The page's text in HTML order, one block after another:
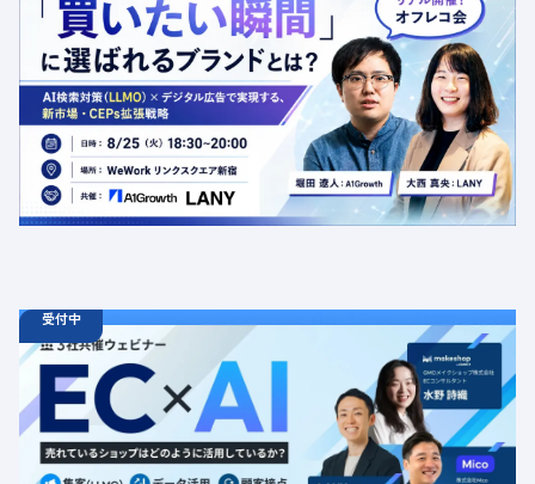
【オフラインイベント】「買いたい瞬間」に選ばれるブラ
ンドとは？AI検索対策（LLMO）×デジタル広告で実現す
る、新市場・CEPs拡張戦略
定員数：50名
金額：無料
場所：東京都渋谷区千駄ヶ谷5-27-5 リンクスクエア新宿16F
WeWork内 最寄り：新宿駅・代々木駅・新宿三丁目駅
交流会 共催 AI LLMO デジタルマーケティング トレンド 採用イベント 広告
受付中
ウェビナー 08.19
11:00 - 12:00
水 11:00 - 12:00
【無料セミナー】EC × AI 売れているショップはどのよう
に活用しているか？ 「集客（LLMO）」「データ活用」
「顧客接点」